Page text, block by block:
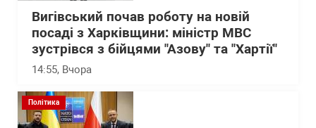
Вигівський почав роботу на новій
посаді з Харківщини: міністр МВС
зустрівся з бійцями "Азову" та "Хартії"
14:55, Вчора
Політика